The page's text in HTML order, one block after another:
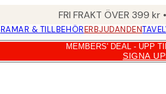
FRI FRAKT ÖVER 399 kr
RAMAR & TILLBEHÖRERBJUDANDEN
MEMBERS' DEAL - UPP
SIGNA